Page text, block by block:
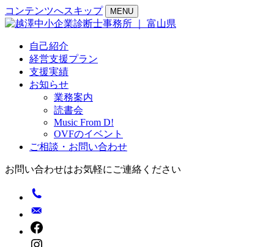
コンテンツへスキップ MENU
自己紹介
経営支援プラン
支援実績
お知らせ
業務案内
読書会
Music From D!
OVFのイベント
ご相談・お問い合わせ
お問い合わせはお気軽にご連絡ください